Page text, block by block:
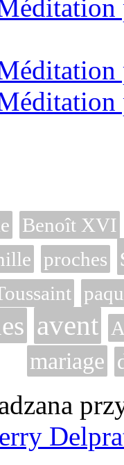
Benoît XVI
proches
avent
mariage